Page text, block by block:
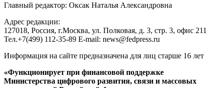
Главный редактор: Оксак Наталья Александровна
Адрес редакции:
127018, Россия, г.Москва, ул. Полковая, д. 3, стр. 3, офис 211
Тел.+7(499) 112-35-89 E-mail: news@fedpress.ru
Информация на сайте предназначена для лиц старше 16 лет
«Функционирует при финансовой поддержке
Министерства цифрового развития, связи и массовых